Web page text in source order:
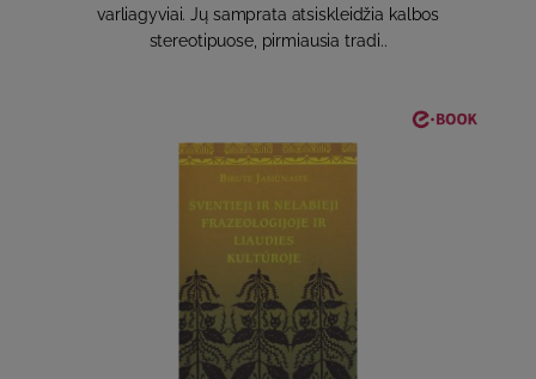
varliagyviai. Jų samprata atsiskleidžia kalbos
stereotipuose, pirmiausia tradi..